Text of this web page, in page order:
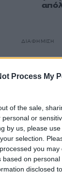
Process My
of the sale,
personal or
by us, please
selection.
you may
based on
disclosed
ΔΙΑΦΗΜΙΣΗ